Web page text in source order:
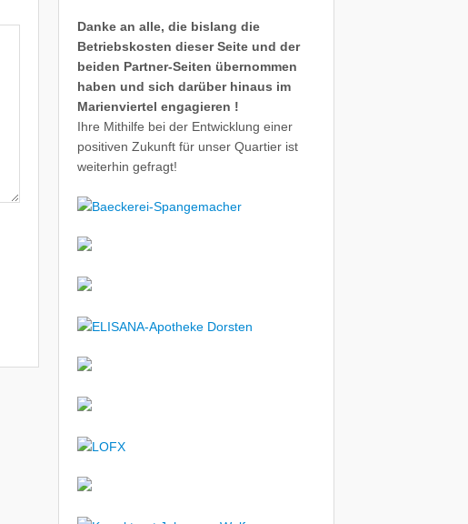
Danke an alle, die bislang die
Betriebskosten dieser Seite und der
beiden Partner-Seiten übernommen
haben und sich darüber hinaus im
Marienviertel engagieren !
Ihre Mithilfe bei der Entwicklung einer
positiven Zukunft für unser Quartier ist
weiterhin gefragt!